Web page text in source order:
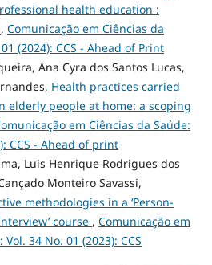
health education :
, Comunicação em Ciências da
(2024): CCS - Ahead of Print
Ana Cyra dos Santos Lucas,
Health practices carried
elderly people at home: a scoping
em Ciências da Saúde:
CCS - Ahead of print
Luis Henrique Rodrigues dos
Monteiro Savassi,
methodologies in a ‘Person-
course , Comunicação em
34 No. 01 (2023): CCS